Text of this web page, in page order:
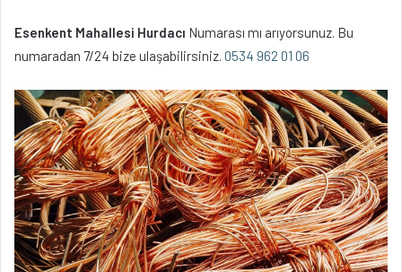
Esenkent Mahallesi Hurdacı Numarası mı arıyorsunuz. Bu
numaradan 7/24 bize ulaşabilirsiniz. 0534 962 01 06